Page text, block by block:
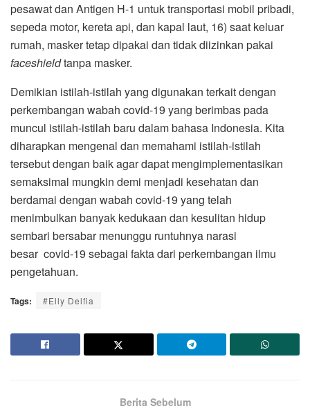
pesawat dan Antigen H-1 untuk transportasi mobil pribadi,
sepeda motor, kereta api, dan kapal laut, 16) saat keluar
rumah, masker tetap dipakai dan tidak diizinkan pakai
faceshieldtanpa masker.
Demikian istilah-istilah yang digunakan terkait dengan
perkembangan wabah covid-19 yang berimbas pada
muncul istilah-istilah baru dalam bahasa Indonesia. Kita
diharapkan mengenal dan memahami istilah-istilah
tersebut dengan baik agar dapat mengimplementasikan
semaksimal mungkin demi menjadi kesehatan dan
berdamai dengan wabah covid-19 yang telah
menimbulkan banyak kedukaan dan kesulitan hidup
sembari bersabar menunggu runtuhnya narasi
besar covid-19 sebagai fakta dari perkembangan ilmu
pengetahuan.
Tags: #Elly Delfia
Berita Sebelum